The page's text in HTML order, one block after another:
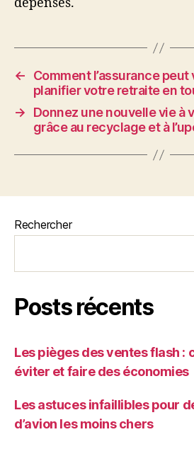
dépenses.
←
Comment l’assurance peut
planifier votre retraite en
→
Donnez une nouvelle vie à
grâce au recyclage et à
Rechercher
Posts récents
Les pièges des ventes flash :
éviter et faire des économies
Les astuces infaillibles pour
d’avion les moins chers